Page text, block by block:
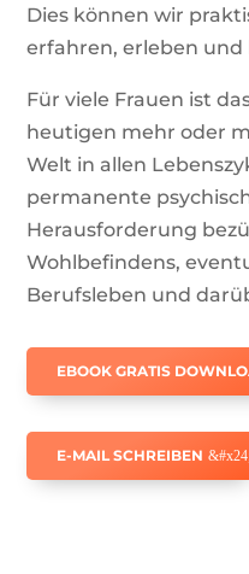
Dies können wir
erfahren, erleben und
Für viele Frauen ist
heutigen mehr oder
Welt in allen
permanente
Herausforderung
Wohlbefindens,
Berufsleben und
EBOOK GRATIS
E-MAIL SCHREIBEN